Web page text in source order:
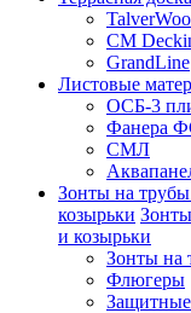
CM
GrandLine
Листовые
ОСБ-3
Фанера
СМЛ
Зонты на
козырьки
и козырьки
Зонты на
Флюгеры